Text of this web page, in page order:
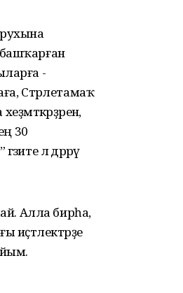
-
Стәрлетамаҡ
30
лә дәррәү
Алла бирһа,
иҫтәлектәрҙе